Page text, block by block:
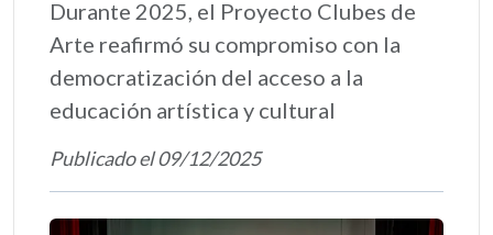
Durante 2025, el Proyecto Clubes de
Arte reafirmó su compromiso con la
democratización del acceso a la
educación artística y cultural
Publicado el 09/12/2025